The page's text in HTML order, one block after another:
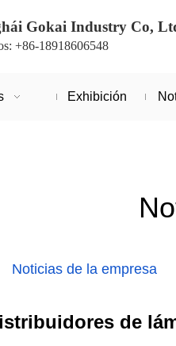
Gokai Industry Co,
+86-18918606548
Exhibición
Noticias de la empresa
de